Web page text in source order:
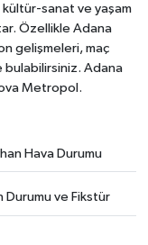
kültür-sanat ve yaşam
Özellikle Adana
gelişmeleri, maç
Adana
Metropol.
Hava Durumu
Durumu ve Fikstür